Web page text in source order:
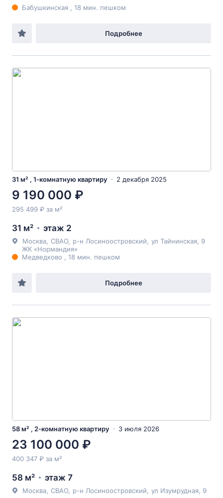
Бабушкинская , 18 мин. пешком
Подробнее
31 м² , 1-комнатную квартиру 2 декабря 2025
9 190 000 ₽
295 499 ₽ за м²
31 м² этаж 2
Москва СВАО р-н Лосиноостровский ул Тайнинская , 9
ЖК «Нормандия»
Медведково , 18 мин. пешком
Подробнее
58 м² , 2-комнатную квартиру 3 июля 2026
23 100 000 ₽
400 347 ₽ за м²
58 м² этаж 7
Москва СВАО р-н Лосиноостровский ул Изумрудная , 9